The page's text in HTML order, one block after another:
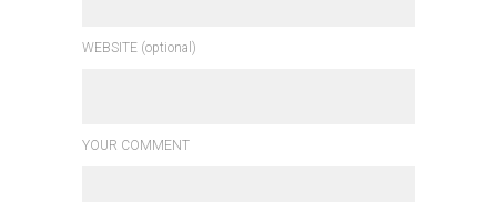
WEBSITE (optional)
YOUR COMMENT